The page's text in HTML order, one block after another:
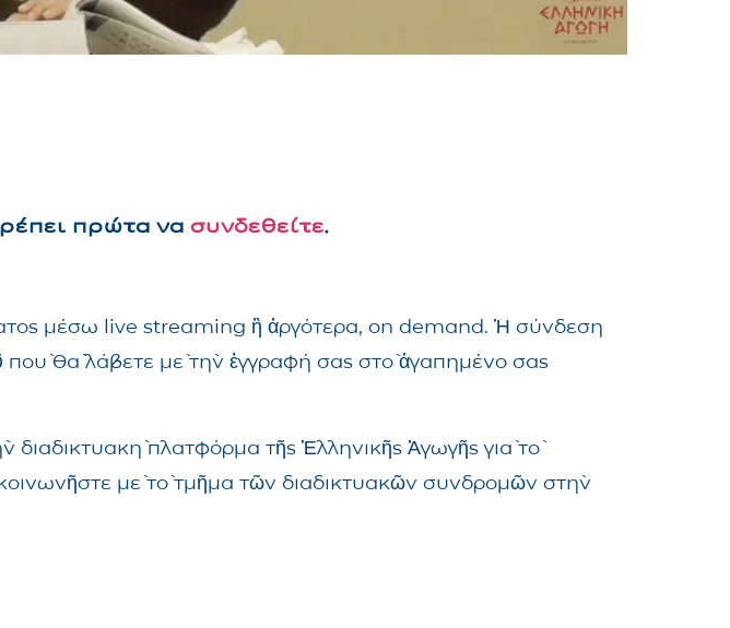
πρώτα να συνδεθείτε.
μέσω live streaming ἢ ἀργότερα, on demand. Ἡ σύνδεση
ποὺ θὰ λάβετε μὲ τὴν ἐγγραφή σας στὸ ἀγαπημένο σας
πλατφόρμα τῆς Ἑλληνικῆς Ἀγωγῆς γιὰ τὸ
μὲ τὸ τμῆμα τῶν διαδικτυακῶν συνδρομῶν στὴν